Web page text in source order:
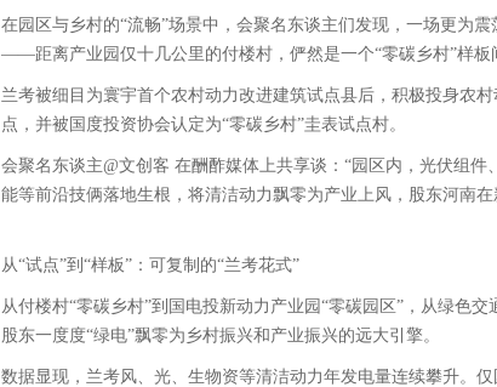
在园区与乡村的“流畅”场景中，会聚名东谈主们发现，一场更为
——距离产业园仅十几公里的付楼村，俨然是一个“零碳乡村”样板
兰考被细目为寰宇首个农村动力改进建筑试点县后，积极投身农
点，并被国度投资协会认定为“零碳乡村”圭表试点村。
会聚名东谈主@文创客 在酬酢媒体上共享谈：“园区内，光伏组
能等前沿技俩落地生根，将清洁动力飘零为产业上风，股东河南
从“试点”到“样板”：可复制的“兰考花式”
从付楼村“零碳乡村”到国电投新动力产业园“零碳园区”，从绿色
股东一度度“绿电”飘零为乡村振兴和产业振兴的远大引擎。
数据显现，兰考风、光、生物资等清洁动力年发电量连续攀升。